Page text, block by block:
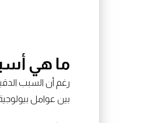
ما هي
رغم أن السبب
بين عوامل